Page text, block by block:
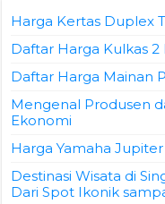
Harga Kertas Duplex
Daftar Harga Kulkas 2
Daftar Harga Mainan
Mengenal Produsen
Ekonomi
Harga Yamaha
Destinasi Wisata di
Dari Spot Ikonik